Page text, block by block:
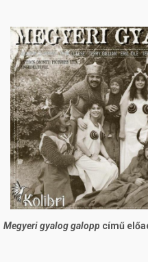
Image
Megyeri gyalog galopp című